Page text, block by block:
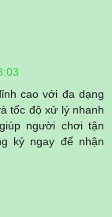
cao với đa dạng
tốc độ xử lý nhanh
người chơi tận
ký ngay để nhận